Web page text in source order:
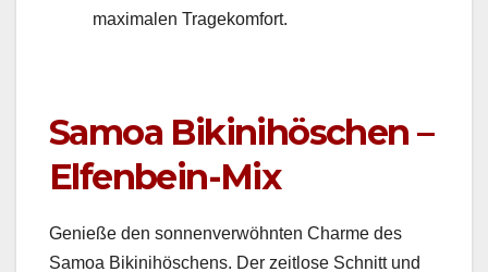
max­i­malen Tragekom­fort.
Samoa Bikinihöschen –
Elfenbein-Mix
Genieße den son­nen­ver­wöh­n­ten Charme des
Samoa Bikini­höschens. Der zeit­lose Schnitt und